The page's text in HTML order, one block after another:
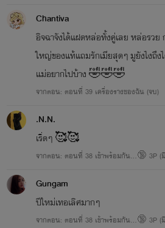
Chantiva
อิจฉาจังได้แฝดหล่อทั้งคู่เลย หล่อรวย
ใหญ่ของแท้แถมรักเมียสุดๆ มูยังไงถึง
แม่อยากไปบ้าง 🤣🤣🤣
จากตอน: ตอนที่ 39 เครื่องรางของฉัน (จบ)
.N.N.
เริ่ดๆ 🥰🥰
จากตอน: ตอนที่ 38 เข้าพร้อมกัน...🔞 3P (
Gungam
ปีใหม่เทอเลิศมากๆ
จากตอน: ตอนที่ 38 เข้าพร้อมกัน...🔞 3P (